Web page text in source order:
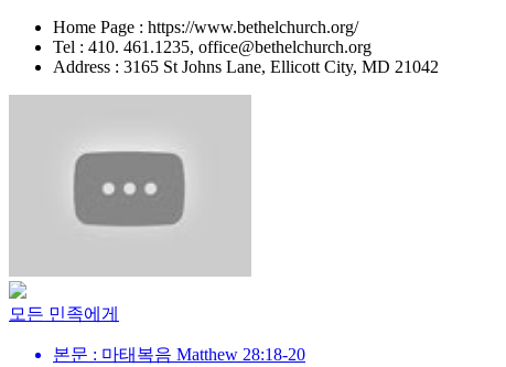
Home Page : https://www.bethelchurch.org/
Tel : 410. 461.1235, office@bethelchurch.org
Address : 3165 St Johns Lane, Ellicott City, MD 21042
모든 민족에게
본문 : 마태복음 Matthew 28:18-20